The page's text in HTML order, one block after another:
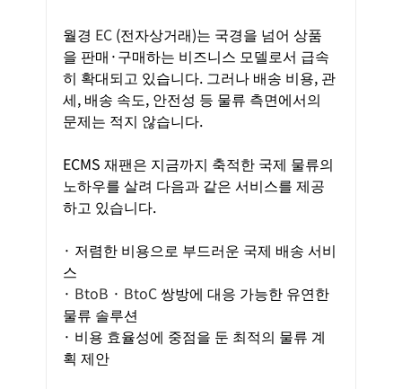
월경 EC (전자상거래)는 국경을 넘어 상품
을 판매·구매하는 비즈니스 모델로서 급속
히 확대되고 있습니다. 그러나 배송 비용, 관
세, 배송 속도, 안전성 등 물류 측면에서의
문제는 적지 않습니다.
ECMS 재팬은 지금까지 축적한 국제 물류의
노하우를 살려 다음과 같은 서비스를 제공
하고 있습니다.
· 저렴한 비용으로 부드러운 국제 배송 서비
스
· BtoB · BtoC 쌍방에 대응 가능한 유연한
물류 솔루션
· 비용 효율성에 중점을 둔 최적의 물류 계
획 제안